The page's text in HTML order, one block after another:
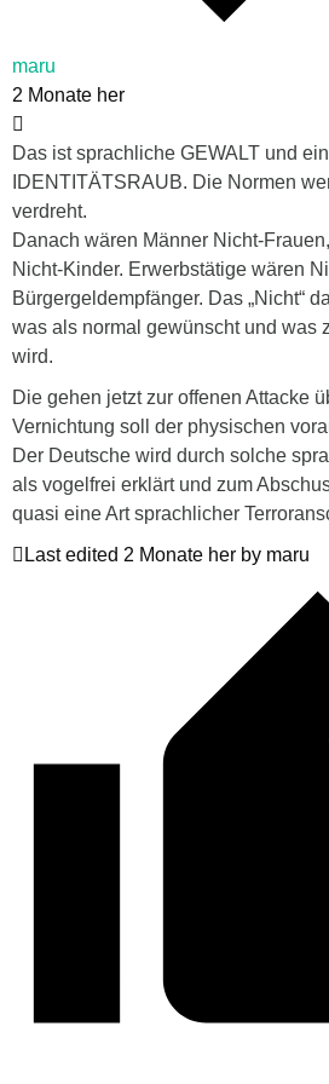
maru
2 Monate her
Das ist sprachliche GEWALT und
IDENTITÄTSRAUB. Die Normen
verdreht.
Danach wären Männer Nicht-
Nicht-Kinder. Erwerbstätige wären
Bürgergeldempfänger. Das „Nicht“
was als normal gewünscht und was
wird.
Die gehen jetzt zur offenen Attacke
Vernichtung soll der physischen
Der Deutsche wird durch solche
als vogelfrei erklärt und zum
quasi eine Art sprachlicher
Last edited 2 Monate her by maru